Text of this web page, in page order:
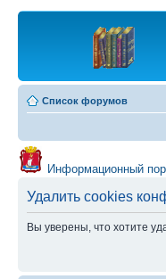
Список форумов
Информационный
Удалить cookies
Вы уверены, что хотите